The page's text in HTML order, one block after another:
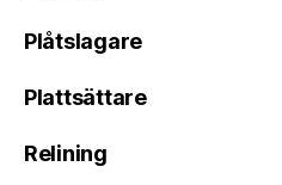
Plåtslagare
Plattsättare
Relining